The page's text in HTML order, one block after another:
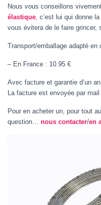
Nous vous conseillons
élastique, c’est lui qui donne
vous évitera de le faire grincer,
Transport/emballage adapté
– En France : 10.95 €
Avec facture et garantie d’un
La facture est envoyée par mail
Pour en acheter un, pour tout
question… nous contacter/en